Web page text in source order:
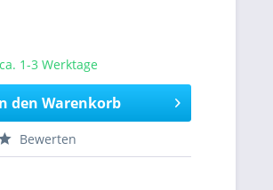
1-3 Werktage
den Warenkorb
Bewerten